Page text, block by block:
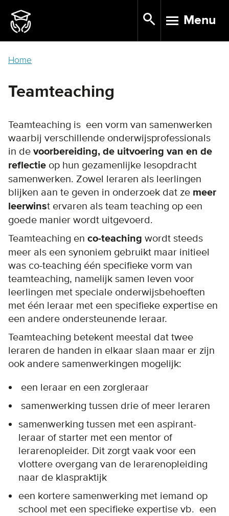
main
TOGGLE
Menu
Home
Teamteaching
Teamteaching is een vorm van samenwerken
waarbij verschillende onderwijsprofessionals
in de voorbereiding, de uitvoering van en de
reflectie op hun gezamenlijke lesopdracht
samenwerken. Zowel leraren als leerlingen
blijken aan te geven in onderzoek dat ze meer
leerwinst ervaren als team teaching op een
goede manier wordt uitgevoerd.
Teamteaching en co-teaching wordt steeds
meer als een synoniem gebruikt maar initieel
was co-teaching één specifieke vorm van
teamteaching, namelijk samen leven voor
leerlingen met speciale onderwijsbehoeften
met één leraar met een specifieke expertise en
een andere ondersteunende leraar.
Teamteaching betekent meestal dat twee
leraren de handen in elkaar slaan maar er zijn
ook andere samenwerkingen mogelijk:
een leraar en een zorgleraar
samenwerking tussen drie of meer leraren
samenwerking tussen met een aspirant-
leraar of starter met een mentor of
lerarenopleider. Dit zorgt vaak voor een
vlottere overgang van de lerarenopleiding
naar de klaspraktijk
een kortere samenwerking met iemand op
school met een specifieke expertise vb. een